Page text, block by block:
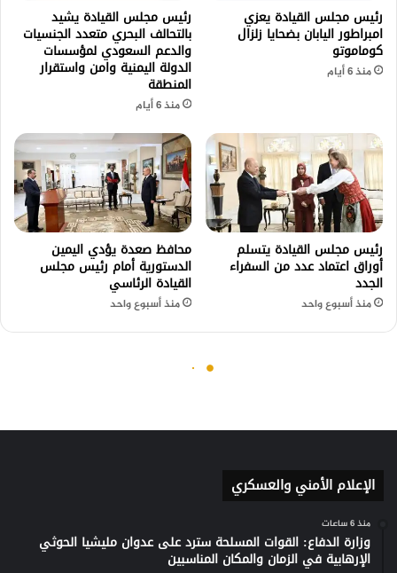
الإعلام الأمني والعسكري
منذ 6 ساعات
وزارة الدفاع: القوات المسلحة سترد على عدوان مليشيا الحوثي
الإرهابية في الزمان والمكان المناسبين